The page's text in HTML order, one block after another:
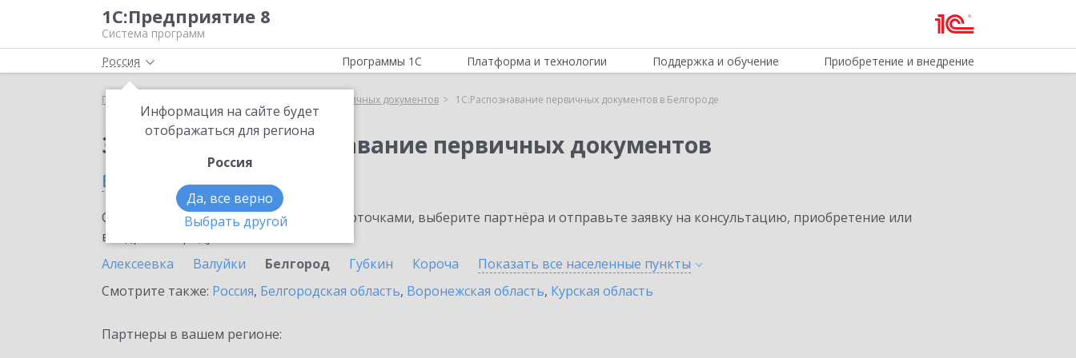
1С:Предприятие 8
Система программ
Россия
Информация на сайте будет
отображаться для региона
Россия
Да, все верно
Выбрать другой
Программы 1С Платформа и технологии Поддержка и обучение Приобретение и внедрение
Главная 1С:Распознавание первичных документов 1С:Распознавание первичных документов в Белгороде
Заказать 1С:Распознавание первичных документов
в Белгороде
Ознакомьтесь с информационными карточками, выберите партнёра и отправьте заявку на консультацию, приобретение или
внедрение продукта.
Алексеевка
Валуйки Белгород Губкин Короча Показать все населенные пункты
Смотрите также: Россия, Белгородская область, Воронежская область, Курская область
Партнеры в вашем регионе: